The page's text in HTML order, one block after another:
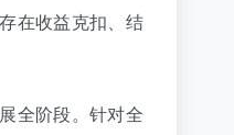
在收益克扣、结
全阶段。针对全